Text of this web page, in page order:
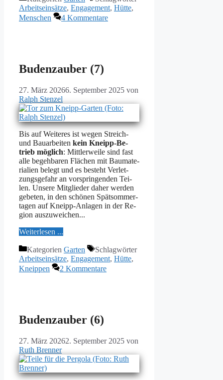
Arbeitseinsätze, Engagement, Hütte,
Menschen
4 Kommentare
Budenzauber (7)
27. März 20266. September 2025 von
Ralph Stenzel
Bis auf Wei­te­res ist we­gen Streich-
und Bau­ar­bei­ten kein Kneipp-Be­
trieb mög­lich: Mitt­ler­wei­le sind fast
al­le be­geh­ba­ren Flä­chen mit Bau­ma­te­
ria­li­en be­legt und es be­steht Ver­let­
zungs­ge­fahr an vor­sprin­gen­den Tei­
len. Un­se­re Mit­glie­der da­her wer­den
ge­be­ten, in den schö­nen Spät­som­mer­
ta­gen auf Kneipp-An­la­gen in der Re­
gi­on aus­zu­wei­chen...
Wei­ter­le­sen ...
Kategorien Garten
Schlagwörter
Arbeitseinsätze, Engagement, Hütte,
Kneippen
2 Kommentare
Budenzauber (6)
27. März 20262. September 2025 von
Ruth Brenner